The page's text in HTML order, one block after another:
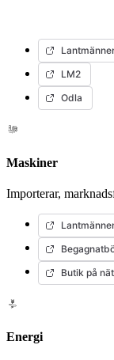
LM2
Odla
Maskiner
Importerar,
Butik på
Energi